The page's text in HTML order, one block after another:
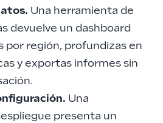
Una herramienta de
devuelve un dashboard
por región, profundizas en
y exportas informes sin
Una
presenta un